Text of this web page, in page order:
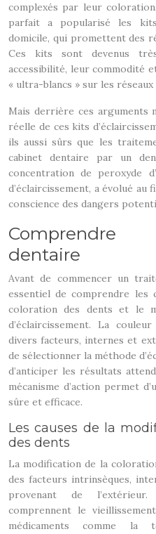
complexés par leur
parfait a popularisé les kits
domicile, qui promettent des
Ces kits sont devenus
accessibilité, leur commodité
« ultra-blancs » sur les réseaux
Mais derrière ces arguments
réelle de ces kits
ils aussi sûrs que les
cabinet dentaire par un
concentration de peroxyde
d’éclaircissement, a évolué
conscience des dangers
Comprendre
dentaire
Avant de commencer un
essentiel de comprendre les
coloration des dents et le
d’éclaircissement. La
divers facteurs, internes et
de sélectionner la méthode
d’anticiper les résultats
mécanisme d’action permet
sûre et efficace.
Les causes de la
des dents
La modification de la
des facteurs intrinsèques,
provenant de
comprennent le
médicaments comme la